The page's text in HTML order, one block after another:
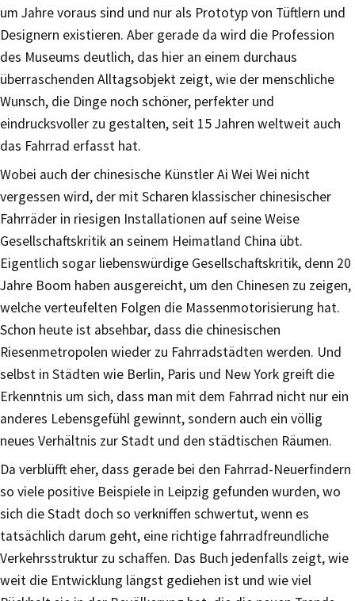
um Jahre voraus sind und nur als Prototyp von Tüftlern und
Designern existieren. Aber gerade da wird die Profession
des Museums deutlich, das hier an einem durchaus
überraschenden Alltagsobjekt zeigt, wie der menschliche
Wunsch, die Dinge noch schöner, perfekter und
eindrucksvoller zu gestalten, seit 15 Jahren weltweit auch
das Fahrrad erfasst hat.
Wobei auch der chinesische Künstler Ai Wei Wei nicht
vergessen wird, der mit Scharen klassischer chinesischer
Fahrräder in riesigen Installationen auf seine Weise
Gesellschaftskritik an seinem Heimatland China übt.
Eigentlich sogar liebenswürdige Gesellschaftskritik, denn 20
Jahre Boom haben ausgereicht, um den Chinesen zu zeigen,
welche verteufelten Folgen die Massenmotorisierung hat.
Schon heute ist absehbar, dass die chinesischen
Riesenmetropolen wieder zu Fahrradstädten werden. Und
selbst in Städten wie Berlin, Paris und New York greift die
Erkenntnis um sich, dass man mit dem Fahrrad nicht nur ein
anderes Lebensgefühl gewinnt, sondern auch ein völlig
neues Verhältnis zur Stadt und den städtischen Räumen.
Da verblüfft eher, dass gerade bei den Fahrrad-Neuerfindern
so viele positive Beispiele in Leipzig gefunden wurden, wo
sich die Stadt doch so verkniffen schwertut, wenn es
tatsächlich darum geht, eine richtige fahrradfreundliche
Verkehrsstruktur zu schaffen. Das Buch jedenfalls zeigt, wie
weit die Entwicklung längst gediehen ist und wie viel